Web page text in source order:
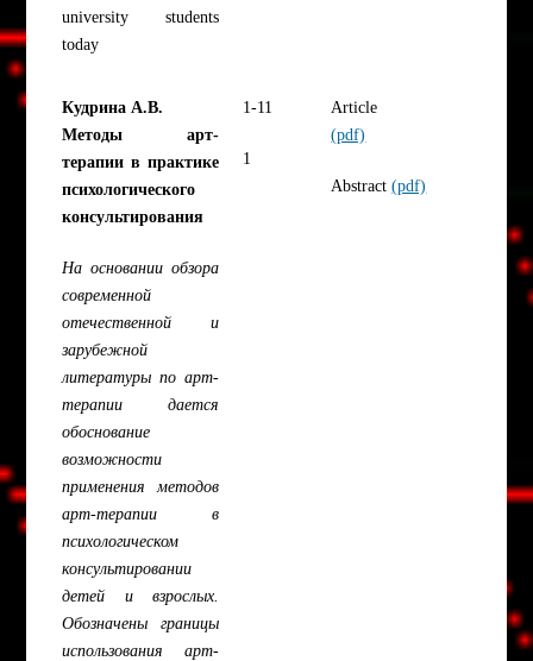
university students
today
Кудрина А.В.
Методы арт-
терапии в практике
психологического
консультирования
На основании обзора
современной
отечественной и
зарубежной
литературы по арт-
терапии дается
обоснование
возможности
применения методов
арт-терапии в
психологическом
консультировании
детей и взрослых.
Обозначены границы
использования арт-
1-11
1
Article
(pdf)
Abstract(pdf)